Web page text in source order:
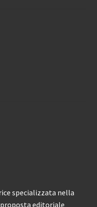
specializzata nella
editoriale